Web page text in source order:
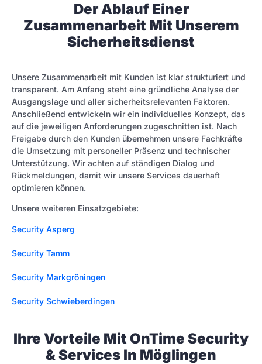
Der Ablauf Einer
Zusammenarbeit Mit Unserem
Sicherheitsdienst
Unsere Zusammenarbeit mit Kunden ist klar strukturiert und
transparent. Am Anfang steht eine gründliche Analyse der
Ausgangslage und aller sicherheitsrelevanten Faktoren.
Anschließend entwickeln wir ein individuelles Konzept, das
auf die jeweiligen Anforderungen zugeschnitten ist. Nach
Freigabe durch den Kunden übernehmen unsere Fachkräfte
die Umsetzung mit personeller Präsenz und technischer
Unterstützung. Wir achten auf ständigen Dialog und
Rückmeldungen, damit wir unsere Services dauerhaft
optimieren können.
Unsere weiteren Einsatzgebiete:
Security Asperg
Security Tamm
Security Markgröningen
Security Schwieberdingen
Ihre Vorteile Mit OnTime Security
& Services In Möglingen